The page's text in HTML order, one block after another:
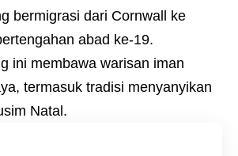
bermigrasi dari Cornwall ke
abad ke-19.
ini membawa warisan iman
termasuk tradisi menyanyikan
Natal.